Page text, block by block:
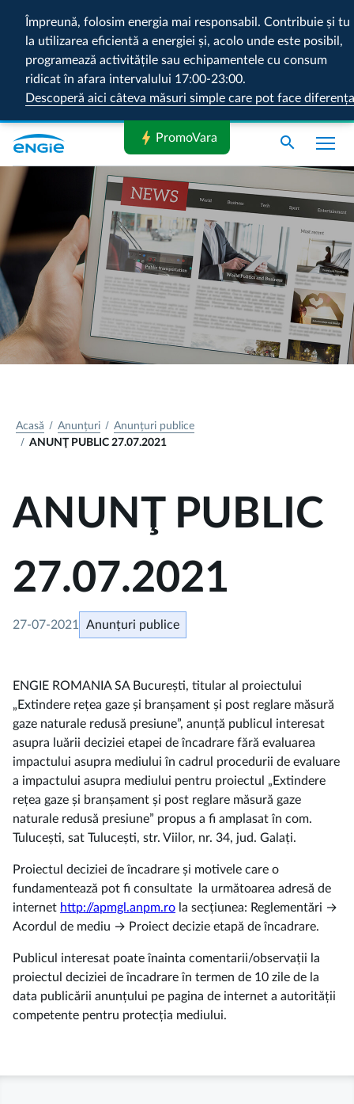
Împreună, folosim energia mai responsabil. Contribuie și tu
la utilizarea eficientă a energiei și, acolo unde este posibil,
programează activitățile sau echipamentele cu consum
ridicat în afara intervalului 17:00-23:00.
Descoperă aici câteva măsuri simple care pot face diferența
search
Acasă Anunțuri
Anunțuri publice
ANUNŢ PUBLIC 27.07.2021
ANUNŢ PUBLIC
27.07.2021
27-07-2021 Anunțuri publice
ENGIE ROMANIA SA București, titular al proiectului
„Extindere rețea gaze și branșament și post reglare măsură
gaze naturale redusă presiune”, anunță publicul interesat
asupra luării deciziei etapei de încadrare fără evaluarea
impactului asupra mediului în cadrul procedurii de evaluare
a impactului asupra mediului pentru proiectul „Extindere
rețea gaze și branșament și post reglare măsură gaze
naturale redusă presiune” propus a fi amplasat în com.
Tulucești, sat Tulucești, str. Viilor, nr. 34, jud. Galați.
Proiectul deciziei de încadrare și motivele care o
fundamentează pot fi consultate la următoarea adresă de
internet http://apmgl.anpm.ro la secțiunea: Reglementări →
Acordul de mediu → Proiect decizie etapă de încadrare.
Publicul interesat poate înainta comentarii/observații la
proiectul deciziei de încadrare în termen de 10 zile de la
data publicării anunțului pe pagina de internet a autorității
competente pentru protecția mediului.
bolt PromoVara